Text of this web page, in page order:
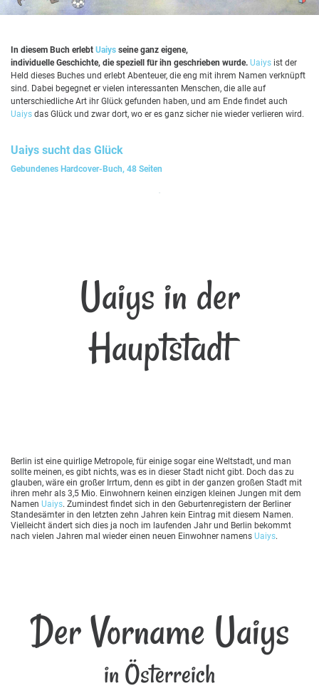
In diesem Buch erlebt Uaiys seine ganz eigene,
individuelle Geschichte, die speziell für ihn geschrieben wurde. Uaiys ist der
Held dieses Buches und erlebt Abenteuer, die eng mit ihrem Namen verknüpft
sind. Dabei begegnet er vielen interessanten Menschen, die alle auf
unterschiedliche Art ihr Glück gefunden haben, und am Ende findet auch
Uaiys das Glück und zwar dort, wo er es ganz sicher nie wieder verlieren wird.
Uaiys sucht das Glück
Gebundenes Hardcover-Buch, 48 Seiten
Uaiys in der
Hauptstadt
Berlin ist eine quirlige Metropole, für einige sogar eine Weltstadt, und man
sollte meinen, es gibt nichts, was es in dieser Stadt nicht gibt. Doch das zu
glauben, wäre ein großer Irrtum, denn es gibt in der ganzen großen Stadt mit
ihren mehr als 3,5 Mio. Einwohnern keinen einzigen kleinen Jungen mit dem
Namen Uaiys. Zumindest findet sich in den Geburtenregistern der Berliner
Standesämter in den letzten zehn Jahren kein Eintrag mit diesem Namen.
Vielleicht ändert sich dies ja noch im laufenden Jahr und Berlin bekommt
nach vielen Jahren mal wieder einen neuen Einwohner namens Uaiys.
Der Vorname Uaiys
in Österreich